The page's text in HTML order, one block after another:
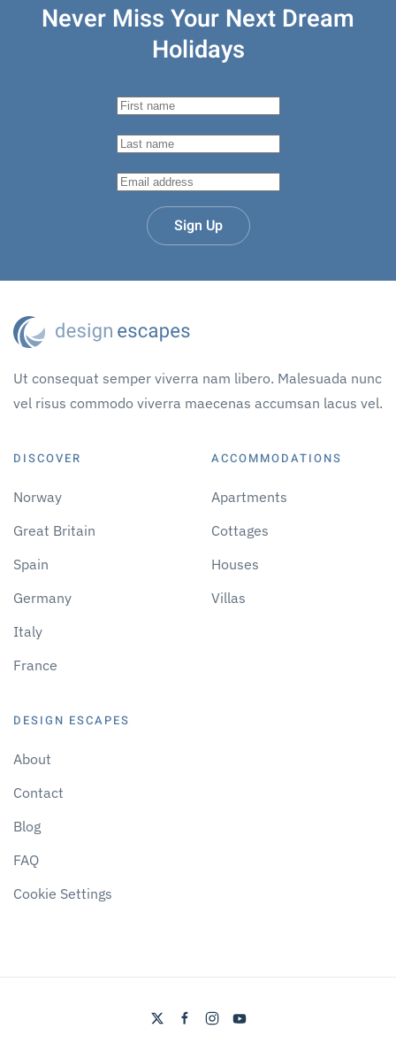
Never Miss Your Next Dream
Holidays
Sign Up
Ut consequat semper viverra nam libero. Malesuada nunc
vel risus commodo viverra maecenas accumsan lacus vel.
DISCOVER
Norway
Great Britain
Spain
Germany
Italy
France
ACCOMMODATIONS
Apartments
Cottages
Houses
Villas
DESIGN ESCAPES
About
Contact
Blog
FAQ
Cookie Settings